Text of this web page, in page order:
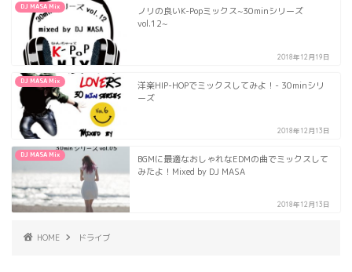
DJ MASA Mix
ノリの良いK-Popミックス~30minシリーズ
vol.12~
2018年12月19日
DJ MASA Mix
洋楽HIP-HOPでミックスしてみよ！- 30minシリ
ーズ
2018年12月13日
DJ MASA Mix
BGMに最適なおしゃれなEDMの曲でミックスして
みたよ！Mixed by DJ MASA
2018年12月13日
HOME ドライブ